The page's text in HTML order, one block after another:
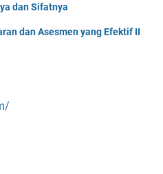
dan Sifatnya
dan Asesmen yang Efektif II